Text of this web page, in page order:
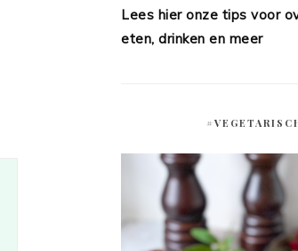
Lees hier onze tips voor
eten, drinken en meer